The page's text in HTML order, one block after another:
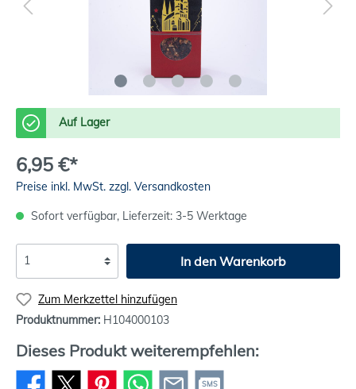
Auf Lager
6,95 €*
Preise inkl. MwSt. zzgl. Versandkosten
Sofort verfügbar, Lieferzeit: 3-5 Werktage
In den Warenkorb
Zum Merkzettel hinzufügen
Produktnummer: H104000103
Dieses Produkt weiterempfehlen:
SMS